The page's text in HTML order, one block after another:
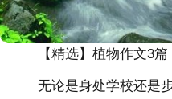
【精选】植物作文3篇
无论是身处学校还是